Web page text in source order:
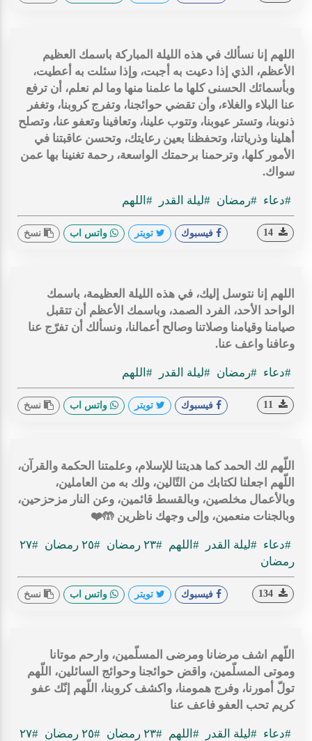
اللهم إنا نسألك في هذه الليلة المباركة باسمك العظيم
الأعظم، الذي إذا دعيت به أجبت، وإذا سئلت به أعطيت،
وبأسمائك الحسنى كلها ما علمنا منها وما لم نعلم، أن ترفع
عنا البلاء والغلاء، وأن تقضي حوائجنا، وتفرج كروبنا، وتغفر
ذنوبنا، وتستر عيوبنا، وتتوب علينا، وتعافينا وتعفو عنا، وتصلح
أهلينا وذرياتنا، وتحفظنا بعين رعايتك، وتحسن عاقبتنا في
الأمور كلها، وترحمنا برحمتك الواسعة، رحمة تغنينا بها عمن
سواك.
#دعاء #رمضان #ليلة القدر #اللهم
فيسبوك تويتر واتس اب نسخ
اللهم إنا نتوسل إليك، في هذه الليلة العظيمة، باسمك
الواحد الأحد، الفرد الصمد، وباسمك الأعظم أن تتقبل
صيامنا وقيامنا وصلاتنا وصالح أعمالنا، ونسألك أن تفرّج عنا
وعافنا واعف عنا.
#دعاء #رمضان #ليلة القدر #اللهم
فيسبوك تويتر واتس اب نسخ
اللّهم لك الحمد كما هديتنا للإسلام، وعلمتنا الحكمة والقرآن،
اللّهم اجعلنا لكتابك من التّالين، ولك به من العاملين،
وبالأعمال مخلصين، وبالقسط قائمين، وعن النار مزحزحين،
وبالجنات منعمين، وإلى وجهك ناظرين 🤲❤️
#دعاء #ليلة القدر #اللهم #٢٣ رمضان #٢٥ رمضان
#٢٧
رمضان
فيسبوك تويتر واتس اب نسخ
اللّهم اشف مرضانا ومرضى المسلّمين، وارحم موتانا
وموتى المسلّمين، واقض حوائجنا وحوائج السائلين، اللّهم
تولّ أمورنا، وفرج همومنا، واكشف كروبنا، اللّهم إنّك عفو
كريم تحب العفو فاعف عنا
#دعاء #ليلة القدر #اللهم #٢٣ رمضان #٢٥ رمضان #٢٧